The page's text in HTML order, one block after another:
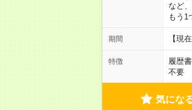
など
もう1
期間 【現
特徴 履歴
不要
気にな